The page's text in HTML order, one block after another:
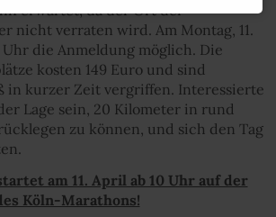
erwartet, da der Ort der
nicht verraten wird. Am Montag, 11.
die Anmeldung möglich. Die
kosten 149 Euro und sind
in kurzer Zeit vergriffen. Interessierte
Lage sein, 20 Kilometer in rund
zu können, und sich den Tag
am 11. April ab 10 Uhr auf der
Köln-Marathons!